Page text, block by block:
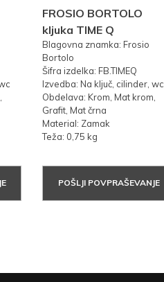
FROSIO BORTOLO
kljuka TIME Q
Blagovna znamka: Frosio
Bortolo
Šifra izdelka: FB.TIMEQ
Izvedba: Na ključ, cilinder, wc
Obdelava: Krom, Mat krom,
Grafit, Mat črna
Material: Zamak
Teža: 0,75 kg
POŠLJI POVPRAŠEVANJE